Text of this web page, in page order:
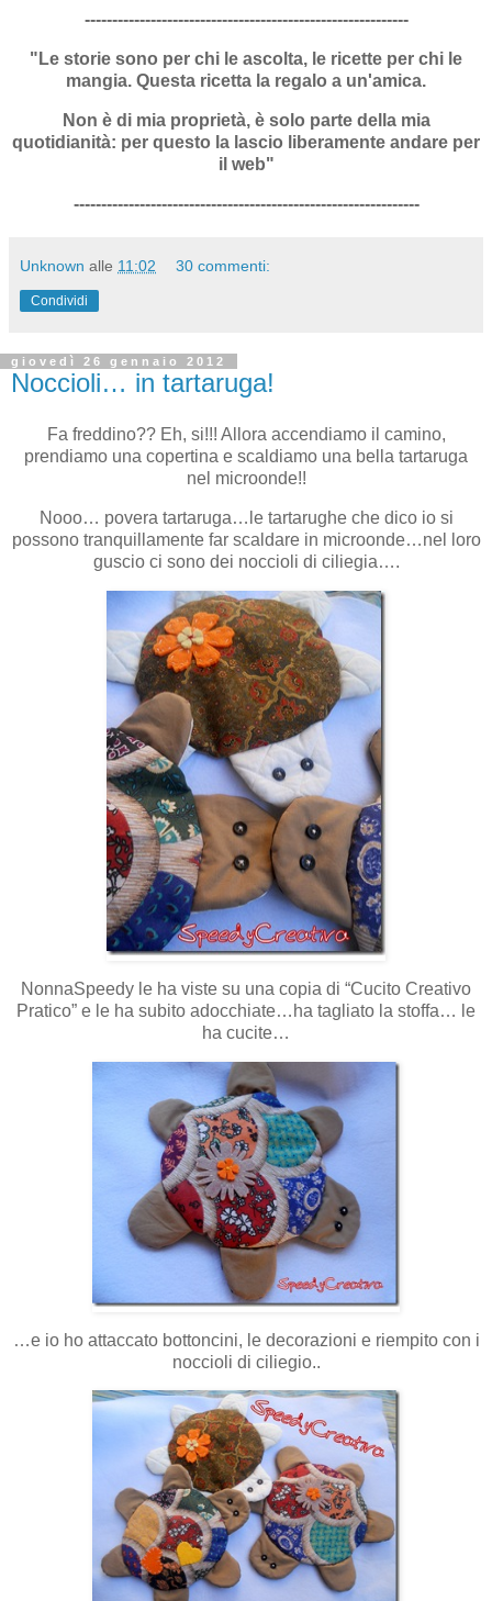
-----------------------------------------------------------
"Le storie sono per chi le ascolta, le ricette per chi le
mangia. Questa ricetta la regalo a un'amica.
Non è di mia proprietà, è solo parte della mia
quotidianità: per questo la lascio liberamente andare per
il web"
---------------------------------------------------------------
Unknown alle 11:02 30 commenti:
Condividi
giovedì 26 gennaio 2012
Noccioli… in tartaruga!
Fa freddino?? Eh, si!!! Allora accendiamo il camino,
prendiamo una copertina e scaldiamo una bella tartaruga
nel microonde!!
Nooo… povera tartaruga…le tartarughe che dico io si
possono tranquillamente far scaldare in microonde…nel loro
guscio ci sono dei noccioli di ciliegia….
NonnaSpeedy le ha viste su una copia di “Cucito Creativo
Pratico” e le ha subito adocchiate…ha tagliato la stoffa… le
ha cucite…
…e io ho attaccato bottoncini, le decorazioni e riempito con i
noccioli di ciliegio..